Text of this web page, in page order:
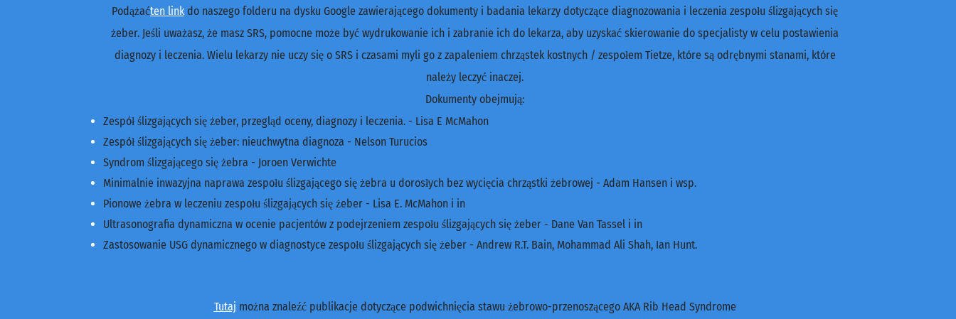
Podążaćten linkdo naszego folderu na dysku Google zawierającego dokumenty i badania lekarzy dotyczące diagnozowania i leczenia zespołu ślizgających się
żeber. Jeśli uważasz, że masz SRS, pomocne może być wydrukowanie ich i zabranie ich do lekarza, aby uzyskać skierowanie do specjalisty w celu postawienia
diagnozy i leczenia. Wielu lekarzy nie uczy się o SRS i czasami myli go z zapaleniem chrząstek kostnych / zespołem Tietze, które są odrębnymi stanami, które
należy leczyć inaczej.
Dokumenty obejmują:
Zespół ślizgających się żeber, przegląd oceny, diagnozy i leczenia. - Lisa E McMahon
Zespół ślizgających się żeber: nieuchwytna diagnoza - Nelson Turucios
Syndrom ślizgającego się żebra - Joroen Verwichte
Minimalnie inwazyjna naprawa zespołu ślizgającego się żebra u dorosłych bez wycięcia chrząstki żebrowej - Adam Hansen i wsp.
Pionowe żebra w leczeniu zespołu ślizgających się żeber - Lisa E. McMahon i in
Ultrasonografia dynamiczna w ocenie pacjentów z podejrzeniem zespołu ślizgających się żeber - Dane Van Tassel i in
Zastosowanie USG dynamicznego w diagnostyce zespołu ślizgających się żeber - Andrew R.T. Bain, Mohammad Ali Shah, Ian Hunt.
Tutaj można znaleźć publikacje dotyczące podwichnięcia stawu żebrowo-przenoszącego AKA Rib Head Syndrome